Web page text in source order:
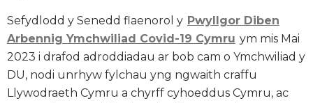
Sefydlodd y Senedd flaenorol y Pwyllgor Diben
Arbennig Ymchwiliad Covid-19 Cymru ym mis Mai
2023 i drafod adroddiadau ar bob cam o Ymchwiliad y
DU, nodi unrhyw fylchau yng ngwaith craffu
Llywodraeth Cymru a chyrff cyhoeddus Cymru, ac